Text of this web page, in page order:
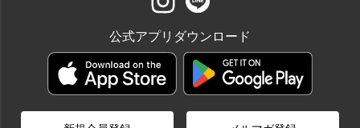
公式アプリダウンロード